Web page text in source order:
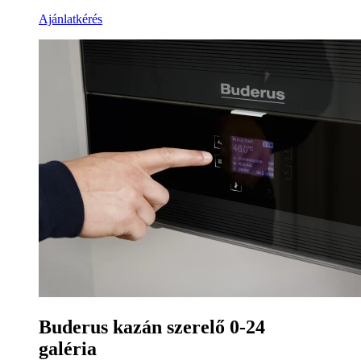
Ajánlatkérés
Buderus kazán szerelő 0-24
galéria